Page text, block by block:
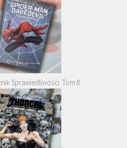
Sprawiedliwości. Tom 8